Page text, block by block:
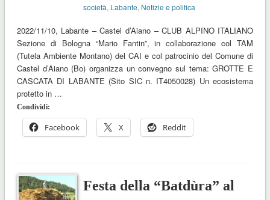
società, Labante, Notizie e politica
2022/11/10, Labante – Castel d’Aiano – CLUB ALPINO ITALIANO
Sezione di Bologna “Mario Fantin”, in collaborazione col TAM
(Tutela Ambiente Montano) del CAI e col patrocinio del Comune di
Castel d’Aiano (Bo) organizza un convegno sul tema: GROTTE E
CASCATA DI LABANTE (Sito SIC n. IT4050028) Un ecosistema
protetto in …
Condividi:
Facebook X Reddit
Festa della “Batdùra” al